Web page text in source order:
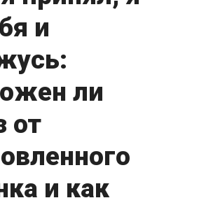
и
ли
от
и как